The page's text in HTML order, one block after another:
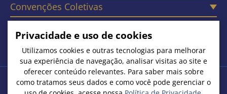
Convenções Coletivas
Contato
Copyright © 2026. Todos os Direitos Reservados
Privacidade e uso de cookies
Utilizamos cookies e outras tecnologias para melhorar
sua experiência de navegação, analisar visitas ao site e
oferecer conteúdo relevantes. Para saber mais sobre
como tratamos seus dados e como você pode gerenciar o